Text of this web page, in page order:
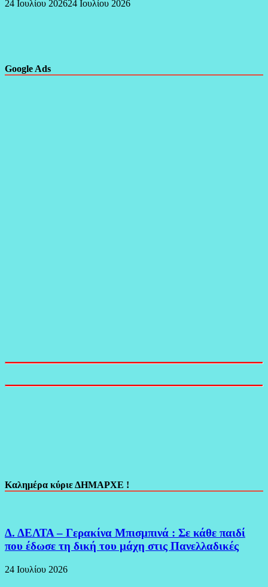
24 Ιουλίου 202624 Ιουλίου 2026
Google Ads
Καλημέρα κύριε ΔΗΜΑΡΧΕ !
Δ. ΔΕΛΤΑ – Γερακίνα Μπισμπινά : Σε κάθε παιδί
που έδωσε τη δική του μάχη στις Πανελλαδικές
24 Ιουλίου 2026